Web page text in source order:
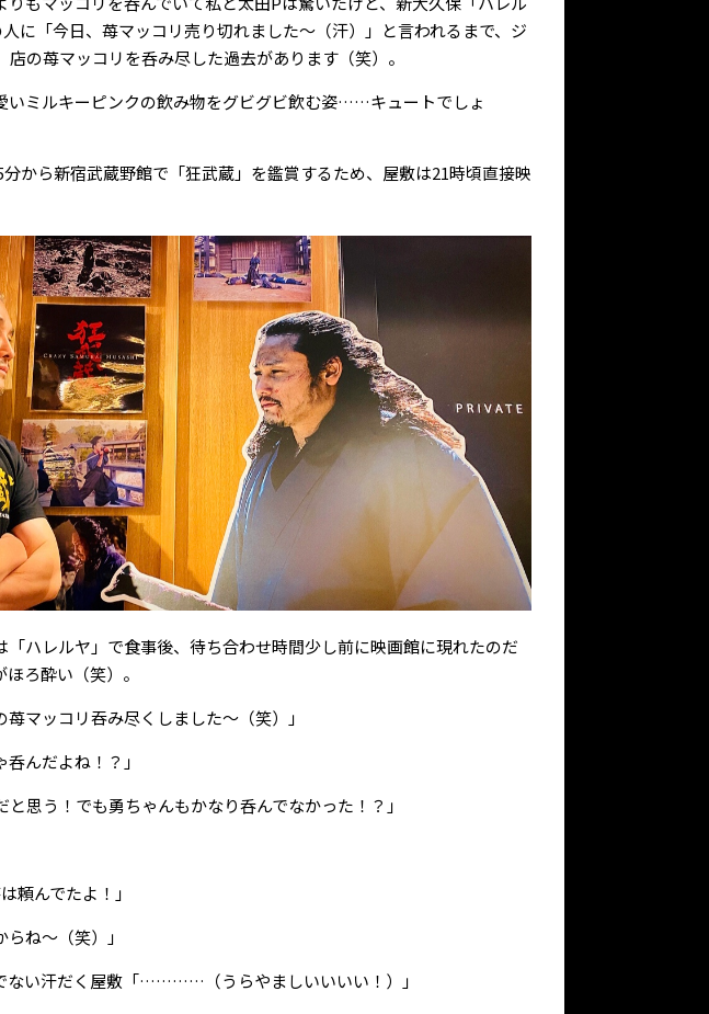
に「今日、苺マッコリ売り切れました～（汗）」と言われるまで、ジ
店の苺マッコリを呑み尽した過去があります（笑）。
いミルキーピンクの飲み物をグビグビ飲む姿……キュートでしょ
から新宿武蔵野館で「狂武蔵」を鑑賞するため、屋敷は21時頃直接映
「ハレルヤ」で食事後、待ち合わせ時間少し前に映画館に現れたのだ
ろ酔い（笑）。
マッコリ吞み尽くしました～（笑）」
んだよね！？」
思う！でも勇ちゃんもかなり呑んでなかった！？」
頼んでたよ！」
らね～（笑）」
ない汗だく屋敷「…………（うらやましいいいい！）」